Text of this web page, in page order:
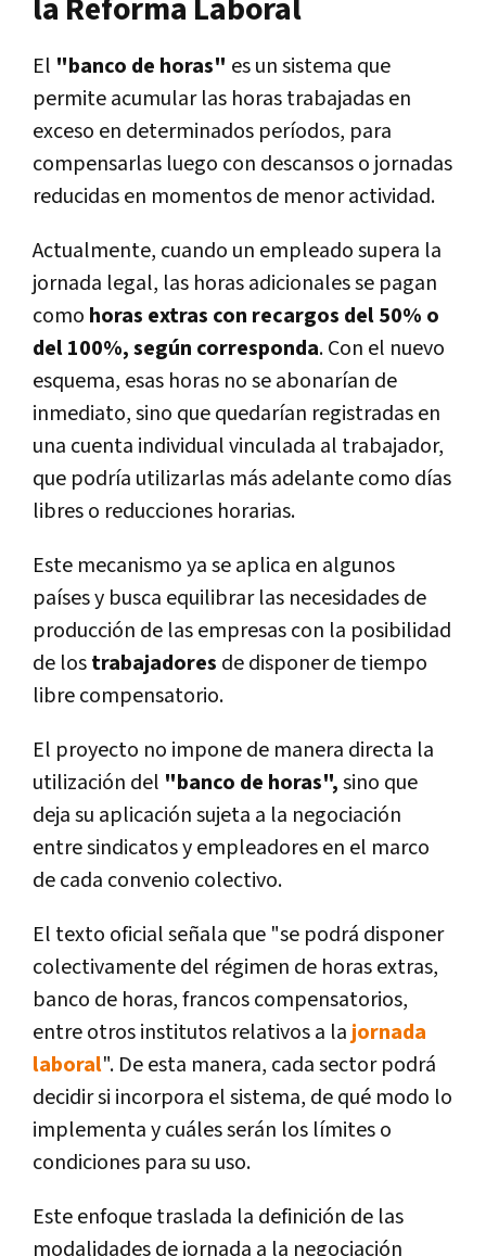
la Reforma Laboral
El "banco de horas" es un sistema que
permite acumular las horas trabajadas en
exceso en determinados períodos, para
compensarlas luego con descansos o jornadas
reducidas en momentos de menor actividad.
Actualmente, cuando un empleado supera la
jornada legal, las horas adicionales se pagan
como horas extras con recargos del 50% o
del 100%, según corresponda. Con el nuevo
esquema, esas horas no se abonarían de
inmediato, sino que quedarían registradas en
una cuenta individual vinculada al trabajador,
que podría utilizarlas más adelante como días
libres o reducciones horarias.
Este mecanismo ya se aplica en algunos
países y busca equilibrar las necesidades de
producción de las empresas con la posibilidad
de lostrabajadores de disponer de tiempo
libre compensatorio.
El proyecto no impone de manera directa la
utilización del "banco de horas",sino que
deja su aplicación sujeta a la negociación
entre sindicatos y empleadores en el marco
de cada convenio colectivo.
El texto oficial señala que "se podrá disponer
colectivamente del régimen de horas extras,
banco de horas, francos compensatorios,
entre otros institutos relativos a la jornada
laboral". De esta manera, cada sector podrá
decidir si incorpora el sistema, de qué modo lo
implementa y cuáles serán los límites o
condiciones para su uso.
Este enfoque traslada la definición de las
modalidades de jornada a la negociación